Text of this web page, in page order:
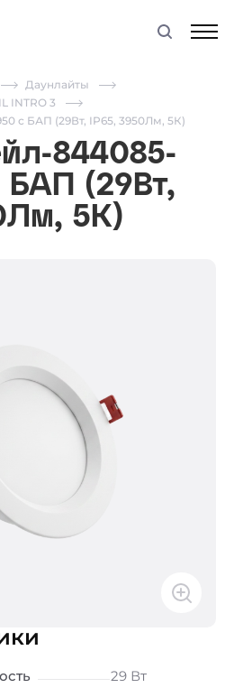
Даунлайты
INTRO 3
с БАП (29Вт, IP65, 3950Лм, 5К)
844085-
БАП (29Вт,
5К)
29 Вт